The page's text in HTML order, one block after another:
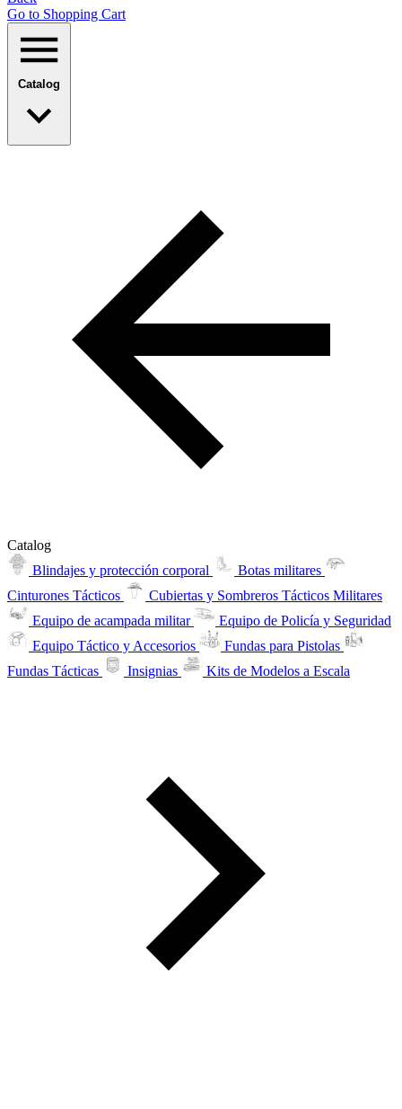
Go to Shopping Сart
Catalog
Catalog
Blindajes y protección corporal
Botas militares
Cinturones Tácticos
Cubiertas y Sombreros Tácticos Militares
Equipo de acampada militar
Equipo de Policía y Seguridad
Equipo Táctico y Accesorios
Fundas para Pistolas
Fundas Tácticas
Insignias Kits de Modelos a Escala